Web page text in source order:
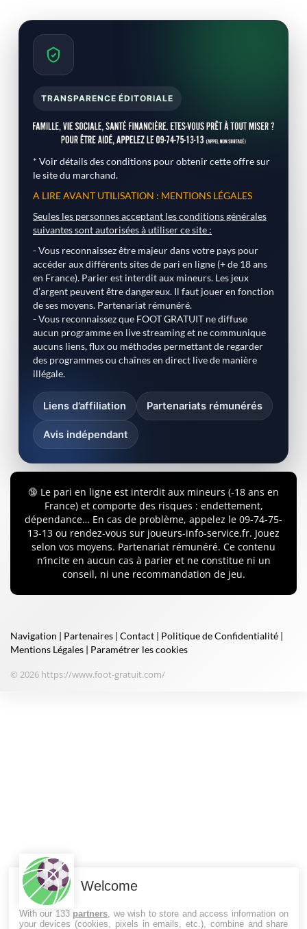
TRANSPARENCE ÉDITORIALE
* Voir détails des conditions pour obtenir cette offre sur
le site du marchand.
A LIRE AVANT UTILISATION : MENTIONS LÉGALES
Seules les personnes acceptant les conditions générales
suivantes sont autorisées à utiliser ce site :
- Vous reconnaissez être majeur dans votre pays pour
accéder aux différents sites de pari en ligne (+ de 18 ans
en France). Parier est interdit aux mineurs. Les jeux
d’argent peuvent être dangereux. Il faut jouer en fonction
de ses moyens. Partenariat rémunéré.
- Vous reconnaissez que FOOT GRATUIT ne diffuse
aucun programme en live streaming et ne communique
aucuns liens, flux ou méthodes permettant de regarder
des programmes ou chaînes en direct live de manière
illégale.
Liens d’affiliation Partenariats rémunérés
Avis indépendant
🔞 Le pari en ligne est interdit aux mineurs (-18 ans en
France) et comporte des risques : endettement,
dépendance… En cas de problème, appelez le 09-74-75-
13-13 ou rendez-vous sur joueurs-info-service.fr. Jouez
selon vos moyens. Partenariat rémunéré. Ce contenu
n’incite en aucun cas à parier et ne constitue ni un
conseil, ni une recommandation de jeu.
Navigation | Partenaires | Contact | Politique de Confidentialité |
Mentions Légales | Paramétrer les cookies
© 2026 https://www.foot-gratuit.com/
Welcome
With our 133 partners , we wish to store and access information on
your devices (cookies, pixels in emails, etc.), combine and share